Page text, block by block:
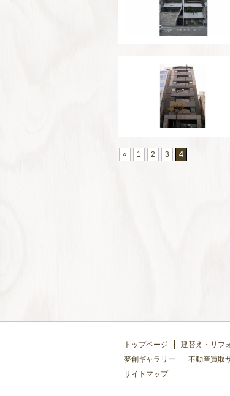
« 1 2 3 4
トップページ 建替え・リフ
夢創ギャラリー
不動産買取
サイトマップ